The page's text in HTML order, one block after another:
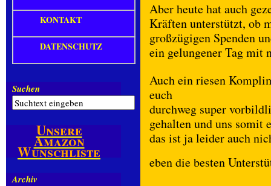
Aber heute hat auch
Kräften unterstützt, ob
großzügigen Spenden
ein gelungener Tag mit
Auch ein riesen
euch
durchweg super
gehalten und uns
das ist ja leider auch
eben die besten
KONTAKT
DATENSCHUTZ
Suchen
Unsere
Amazon
Wunschliste
Archiv